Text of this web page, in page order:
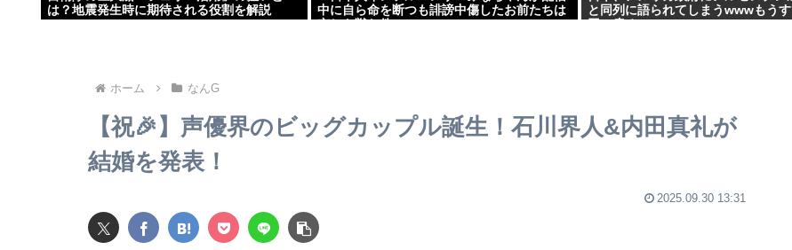
は？地震発生時に期待される役割を解説
中に自ら命を断つも誹謗中傷したお前たちは
と同列に語られてしまうwwwもう
ホーム なんG
【祝🎉】声優界のビッグカップル誕生！石川界人&内田真礼が
結婚を発表！
2025.09.30 13:31